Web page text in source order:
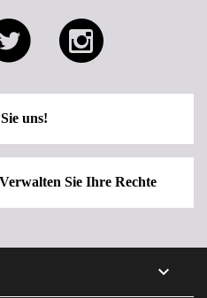
uns!
Verwalten Sie Ihre Rechte
